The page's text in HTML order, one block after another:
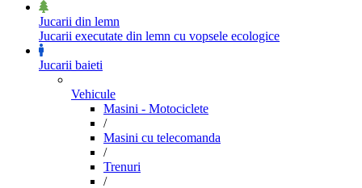
Jucarii din lemn
Jucarii executate din lemn cu vopsele ecologice
Jucarii baieti
Vehicule
Masini - Motociclete
/
Masini cu telecomanda
/
Trenuri
/